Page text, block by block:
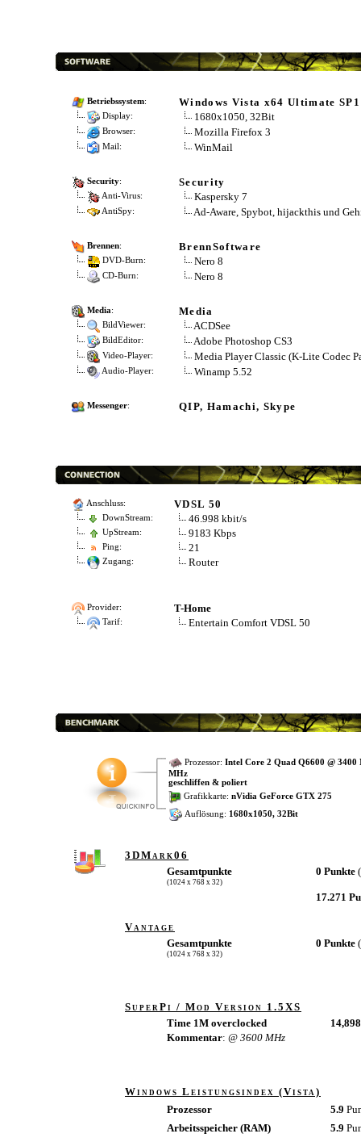
Betriebssystem: Windows Vista x64 Ultimate SP1
Display: 1680x1050, 32Bit
Browser: Mozilla Firefox 3
Mail: WinMail
Security: Security
Anti-Virus: Kaspersky 7
AntiSpy: Ad-Aware, Spybot, hijackthis und
Brennen: BrennSoftware
DVD-Burn: Nero 8
CD-Burn: Nero 8
Media: Media
BildViewer: ACDSee
BildEditor: Adobe Photoshop CS3
Video-Player: Media Player Classic (K-Lite Codec
Audio-Player: Winamp 5.52
Messenger: QIP, Hamachi, Skype
Anschluss: VDSL 50
DownStream: 46.998 kbit/s
UpStream: 9183 Kbps
Ping: 21
Zugang: Router
Provider: T-Home
Tarif: Entertain Comfort VDSL 50
Prozessor: Intel Core 2 Quad Q6600 @ 3400
MHz
geschliffen & poliert
Grafikkarte: nVidia GeForce GTX 275
Auflösung: 1680x1050, 32Bit
3DMark06
Gesamtpunkte
(1024 x 768 x 32)
0 Punkte
17.271
Vantage
Gesamtpunkte
(1024 x 768 x 32)
0 Punkte
SuperPi / Mod Version 1.5XS
Time 1M overclocked
Kommentar: @ 3600 MHz
Windows Leistungsindex (Vista)
Prozessor
5.9
Arbeitsspeicher (RAM)
5.9